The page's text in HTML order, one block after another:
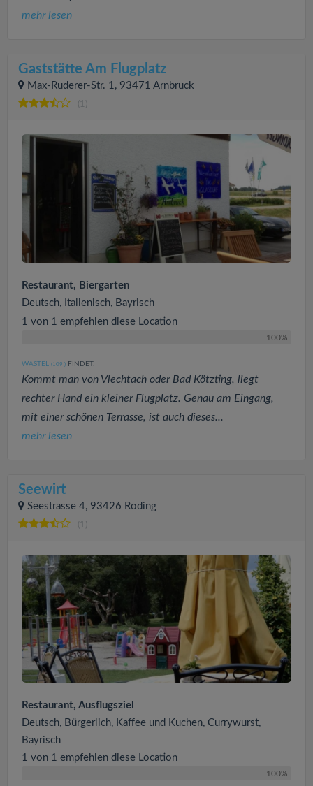
mehr lesen
Gaststätte Am Flugplatz
Max-Ruderer-Str. 1, 93471 Arnbruck
(1)
Restaurant, Biergarten
Deutsch, Italienisch, Bayrisch
1 von 1 empfehlen diese Location
100%
WASTEL (109 ) FINDET:
Kommt man von Viechtach oder Bad Kötzting, liegt
rechter Hand ein kleiner Flugplatz. Genau am Eingang,
mit einer schönen Terrasse, ist auch dieses...
mehr lesen
Seewirt
Seestrasse 4, 93426 Roding
(1)
Restaurant, Ausflugsziel
Deutsch, Bürgerlich, Kaffee und Kuchen, Currywurst,
Bayrisch
1 von 1 empfehlen diese Location
100%